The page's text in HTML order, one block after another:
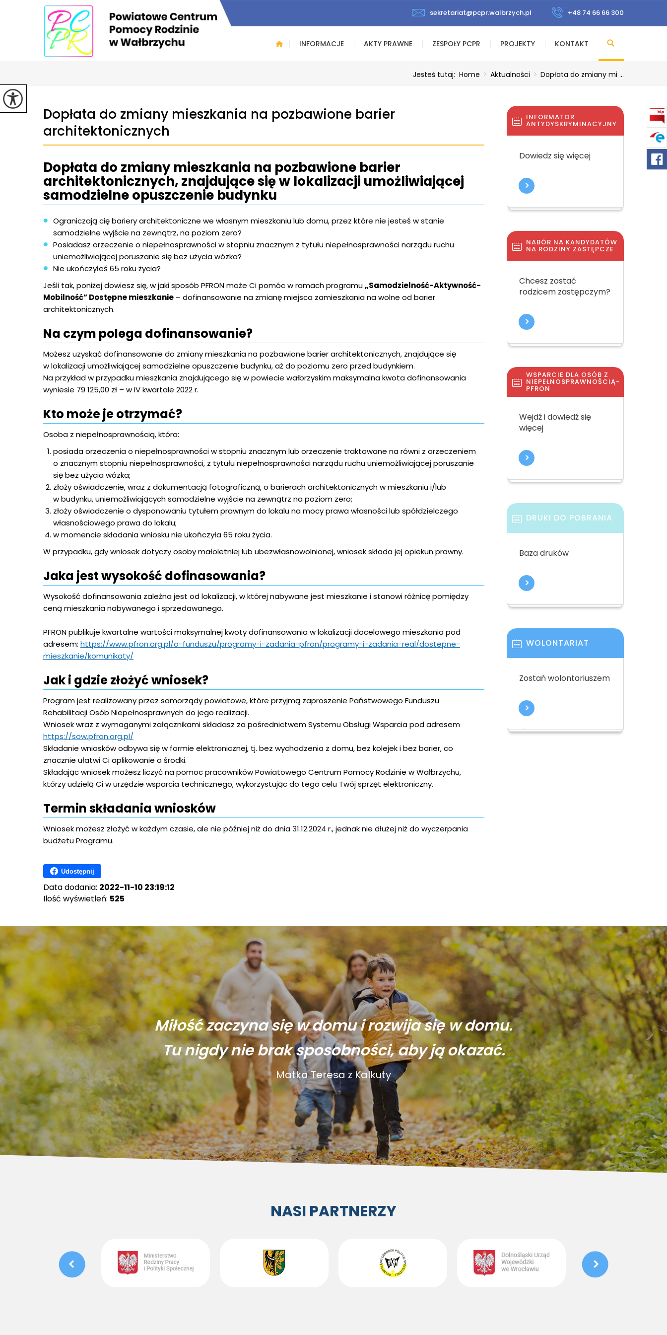
sekretariat@pcpr.walbrzych.pl +48 74 66 66 300
INFORMACJE AKTY PRAWNE ZESPOŁY PCPR PROJEKTY KONTAKT
Jesteś tutaj: Home > Aktualności > Dopłata do zmiany mi ...
Dopłata do zmiany mieszkania na pozbawione barier
architektonicznych
Dopłata do zmiany mieszkania na pozbawione barier
architektonicznych, znajdujące się w lokalizacji umożliwiającej
samodzielne opuszczenie budynku
Ograniczają cię bariery architektoniczne we własnym mieszkaniu lub domu, przez które nie jesteś w stanie
samodzielne wyjście na zewnątrz, na poziom zero?
Posiadasz orzeczenie o niepełnosprawności w stopniu znacznym z tytułu niepełnosprawności narządu ruchu
uniemożliwiającej poruszanie się bez użycia wózka?
Nie ukończyłeś 65 roku życia?
Jeśli tak, poniżej dowiesz się, w jaki sposób PFRON może Ci pomóc w ramach programu„Samodzielność-Aktywność-
Mobilność” Dostępne mieszkanie – dofinansowanie na zmianę miejsca zamieszkania na wolne od barier
architektonicznych.
Na czym polega dofinansowanie?
Możesz uzyskać dofinansowanie do zmiany mieszkania na pozbawione barier architektonicznych, znajdujące się
w lokalizacji umożliwiającej samodzielne opuszczenie budynku, aż do poziomu zero przed budynkiem.
Na przykład w przypadku mieszkania znajdującego się w powiecie wałbrzyskim maksymalna kwota dofinansowania
wyniesie 79 125,00 zł – w IV kwartale 2022 r.
Kto może je otrzymać?
Osoba z niepełnosprawnością, która:
posiada orzeczenia o niepełnosprawności w stopniu znacznym lub orzeczenie traktowane na równi z orzeczeniem
o znacznym stopniu niepełnosprawności, z tytułu niepełnosprawności narządu ruchu uniemożliwiającej poruszanie
się bez użycia wózka;
złoży oświadczenie, wraz z dokumentacją fotograficzną, o barierach architektonicznych w mieszkaniu i/lub
w budynku, uniemożliwiających samodzielne wyjście na zewnątrz na poziom zero;
złoży oświadczenie o dysponowaniu tytułem prawnym do lokalu na mocy prawa własności lub spółdzielczego
własnościowego prawa do lokalu;
w momencie składania wniosku nie ukończyła 65 roku życia.
W przypadku, gdy wniosek dotyczy osoby małoletniej lub ubezwłasnowolnionej, wniosek składa jej opiekun prawny.
Jaka jest wysokość dofinasowania?
Wysokość dofinansowania zależna jest od lokalizacji, w której nabywane jest mieszkanie i stanowi różnicę pomiędzy
ceną mieszkania nabywanego i sprzedawanego.
PFRON publikuje kwartalne wartości maksymalnej kwoty dofinansowania w lokalizacji docelowego mieszkania pod
adresem: https://www.pfron.org.pl/o-funduszu/programy-i-zadania-pfron/programy-i-zadania-real/dostepne-
mieszkanie/komunikaty/
Jak i gdzie złożyć wniosek?
Program jest realizowany przez samorządy powiatowe, które przyjmą zaproszenie Państwowego Funduszu
Rehabilitacji Osób Niepełnosprawnych do jego realizacji.
Wniosek wraz z wymaganymi załącznikami składasz za pośrednictwem Systemu Obsługi Wsparcia pod adresem
https://sow.pfron.org.pl/
Składanie wniosków odbywa się w formie elektronicznej, tj. bez wychodzenia z domu, bez kolejek i bez barier, co
znacznie ułatwi Ci aplikowanie o środki.
Składając wniosek możesz liczyć na pomoc pracowników Powiatowego Centrum Pomocy Rodzinie w Wałbrzychu,
którzy udzielą Ci w urzędzie wsparcia technicznego, wykorzystując do tego celu Twój sprzęt elektroniczny.
Termin składania wniosków
Wniosek możesz złożyć w każdym czasie, ale nie później niż do dnia 31.12.2024 r., jednak nie dłużej niż do wyczerpania
budżetu Programu.
Udostępnij
Data dodania: 2022-11-10 23:19:12
Ilość wyświetleń: 525
INFORMATOR
ANTYDYSKRYMINACYJNY
Dowiedz się więcej
NABÓR NA KANDYDATÓW
NA RODZINY ZASTĘPCZE
Chcesz zostać
rodzicem zastępczym?
WSPARCIE DLA OSÓB Z
NIEPEŁNOSPRAWNOŚCIĄ-
PFRON
Wejdź i dowiedź się
więcej
DRUKI DO POBRANIA
Baza druków
WOLONTARIAT
Zostań wolontariuszem
Miłość zaczyna się w domu i rozwija się w domu.
Tu nigdy nie brak sposobności, aby ją okazać.
Matka Teresa z Kalkuty
NASI PARTNERZY